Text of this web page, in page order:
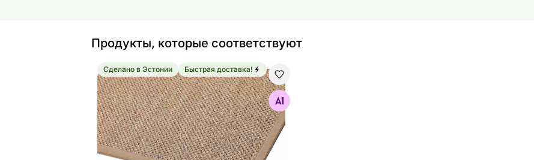
Продукты, которые соответствуют
Narma ковер из сизаля Dragon™
Найдите похожие
Сделано в Эстонии Быстрая доставка!